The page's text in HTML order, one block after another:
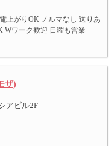
上がりOK ノルマなし 送りあ
Wワーク歓迎 日曜も営業
ザ)
アビル2F